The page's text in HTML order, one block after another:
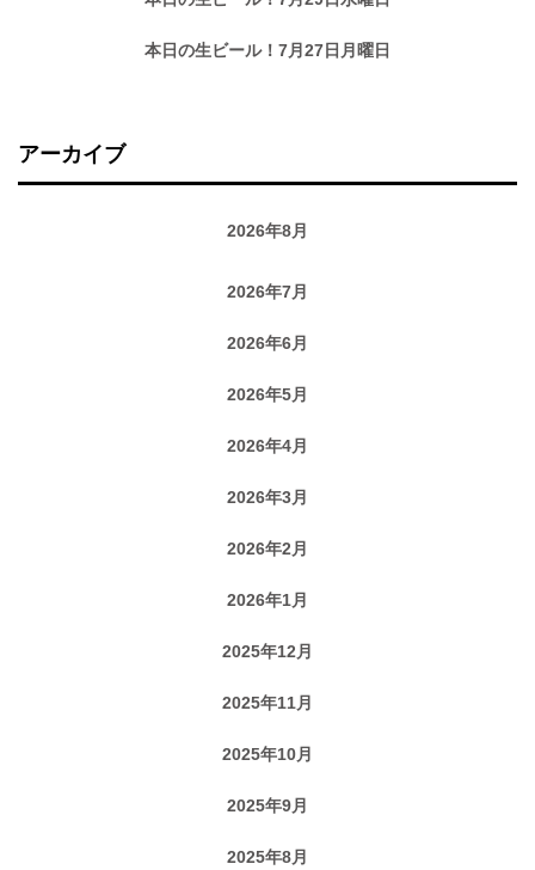
本日の生ビール！7月27日月曜日
アーカイブ
2026年8月
2026年7月
2026年6月
2026年5月
2026年4月
2026年3月
2026年2月
2026年1月
2025年12月
2025年11月
2025年10月
2025年9月
2025年8月